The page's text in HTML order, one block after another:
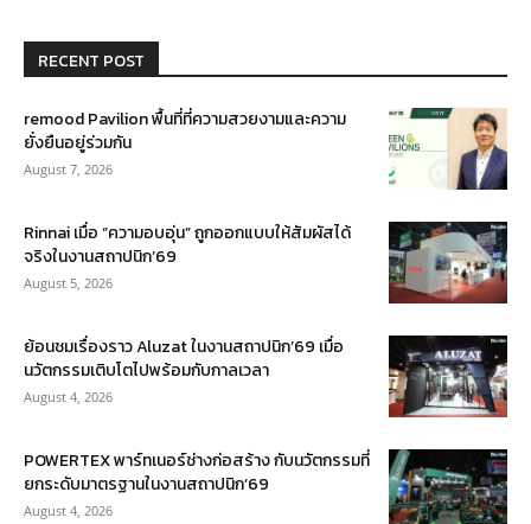
RECENT POST
remood Pavilion พื้นที่ที่ความสวยงามและความ
ยั่งยืนอยู่ร่วมกัน
August 7, 2026
Rinnai เมื่อ “ความอบอุ่น” ถูกออกแบบให้สัมผัสได้
จริงในงานสถาปนิก’69
August 5, 2026
ย้อนชมเรื่องราว Aluzat ในงานสถาปนิก’69 เมื่อ
นวัตกรรมเติบโตไปพร้อมกับกาลเวลา
August 4, 2026
POWERTEX พาร์ทเนอร์ช่างก่อสร้าง กับนวัตกรรมที่
ยกระดับมาตรฐานในงานสถาปนิก’69
August 4, 2026